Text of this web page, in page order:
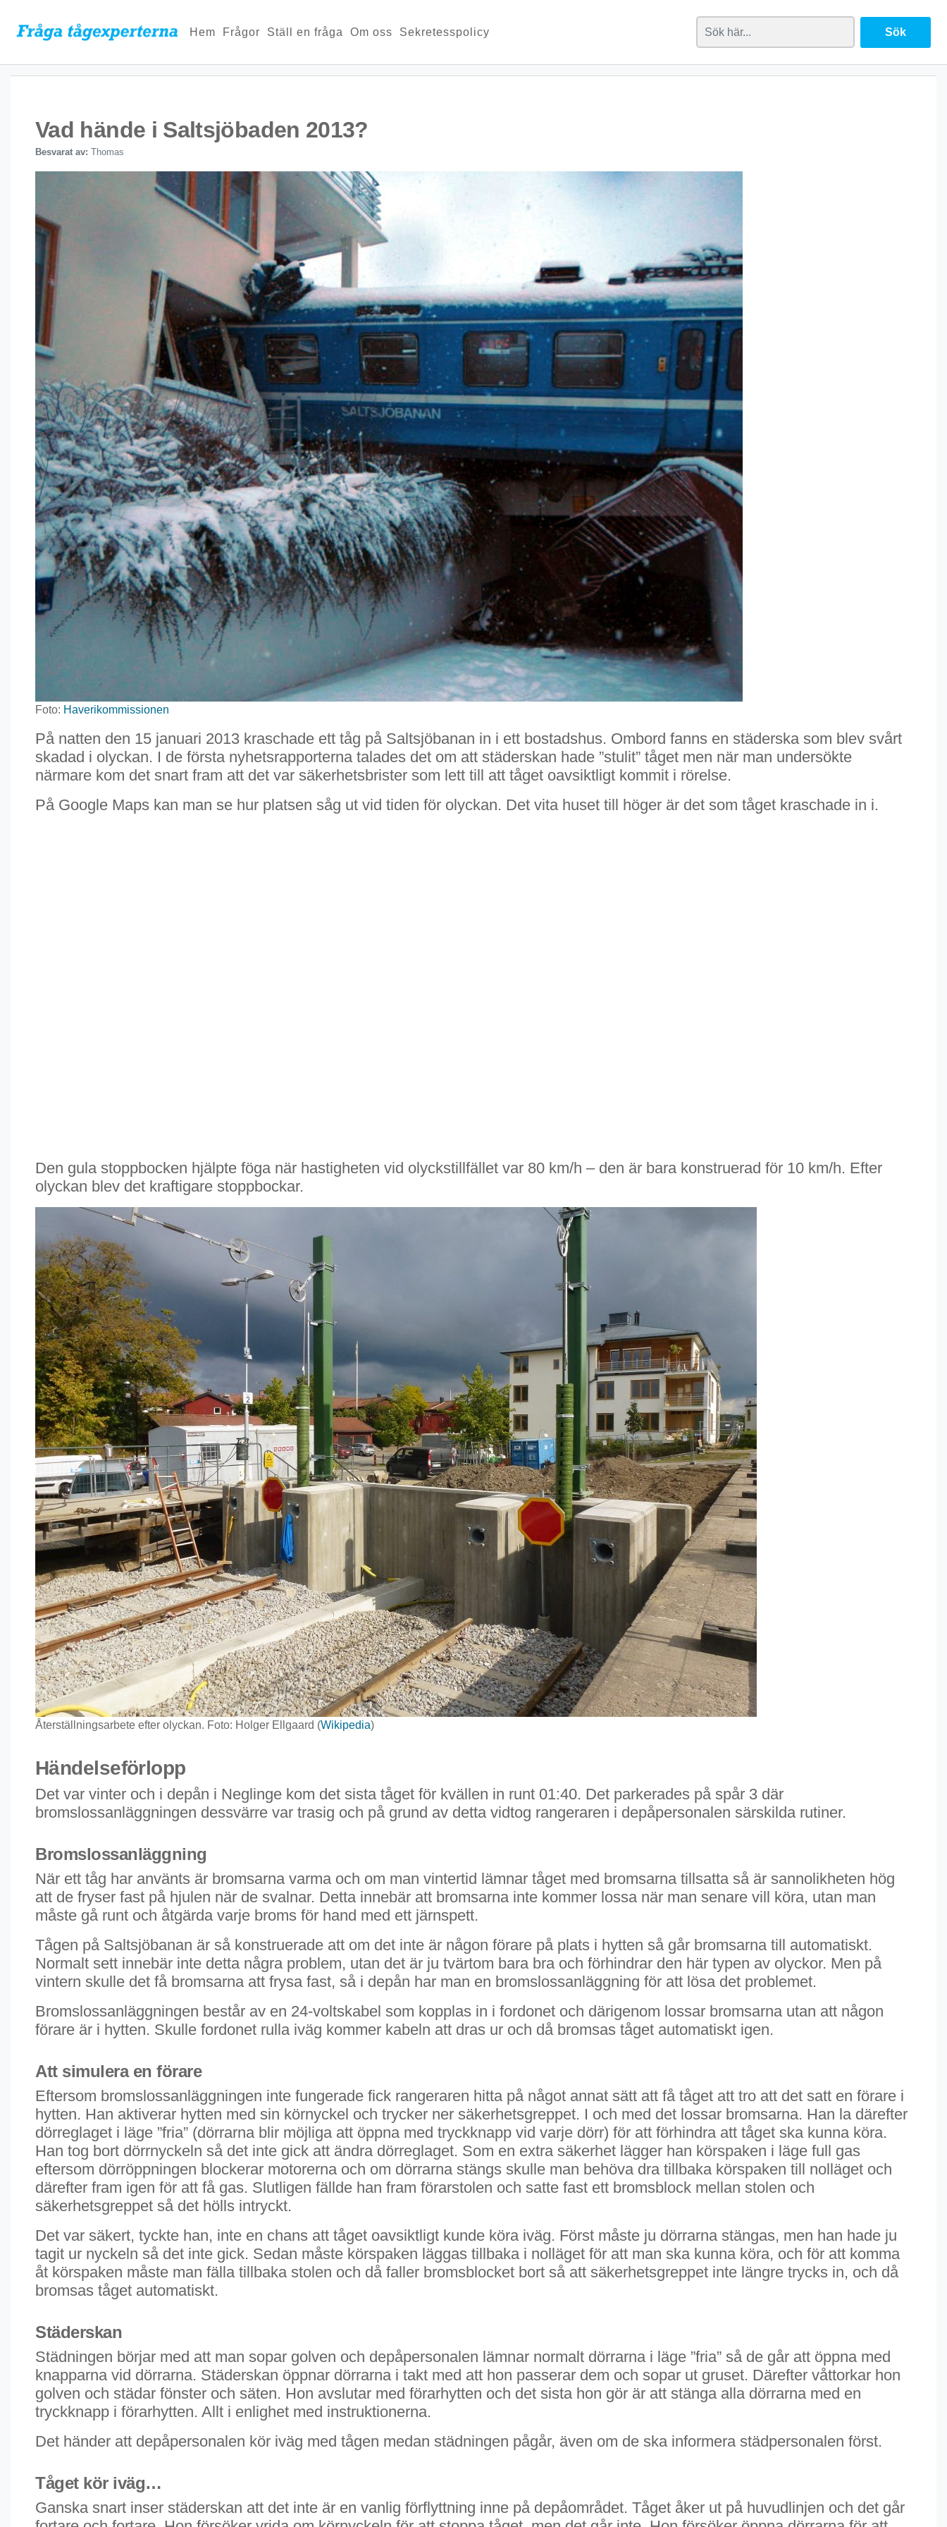
Hem Frågor Ställ en fråga Om oss Sekretesspolicy
Vad hände i Saltsjöbaden 2013?
Besvarat av: Thomas
Foto: Haverikommissionen
På natten den 15 januari 2013 kraschade ett tåg på Saltsjöbanan in i ett bostadshus. Ombord fanns en städerska som blev svårt
skadad i olyckan. I de första nyhetsrapporterna talades det om att städerskan hade ”stulit” tåget men när man undersökte
närmare kom det snart fram att det var säkerhetsbrister som lett till att tåget oavsiktligt kommit i rörelse.
På Google Maps kan man se hur platsen såg ut vid tiden för olyckan. Det vita huset till höger är det som tåget kraschade in i.
Den gula stoppbocken hjälpte föga när hastigheten vid olyckstillfället var 80 km/h – den är bara konstruerad för 10 km/h. Efter
olyckan blev det kraftigare stoppbockar.
Återställningsarbete efter olyckan. Foto: Holger Ellgaard (Wikipedia)
Händelseförlopp
Det var vinter och i depån i Neglinge kom det sista tåget för kvällen in runt 01:40. Det parkerades på spår 3 där
bromslossanläggningen dessvärre var trasig och på grund av detta vidtog rangeraren i depåpersonalen särskilda rutiner.
Bromslossanläggning
När ett tåg har använts är bromsarna varma och om man vintertid lämnar tåget med bromsarna tillsatta så är sannolikheten hög
att de fryser fast på hjulen när de svalnar. Detta innebär att bromsarna inte kommer lossa när man senare vill köra, utan man
måste gå runt och åtgärda varje broms för hand med ett järnspett.
Tågen på Saltsjöbanan är så konstruerade att om det inte är någon förare på plats i hytten så går bromsarna till automatiskt.
Normalt sett innebär inte detta några problem, utan det är ju tvärtom bara bra och förhindrar den här typen av olyckor. Men på
vintern skulle det få bromsarna att frysa fast, så i depån har man en bromslossanläggning för att lösa det problemet.
Bromslossanläggningen består av en 24-voltskabel som kopplas in i fordonet och därigenom lossar bromsarna utan att någon
förare är i hytten. Skulle fordonet rulla iväg kommer kabeln att dras ur och då bromsas tåget automatiskt igen.
Att simulera en förare
Eftersom bromslossanläggningen inte fungerade fick rangeraren hitta på något annat sätt att få tåget att tro att det satt en förare i
hytten. Han aktiverar hytten med sin környckel och trycker ner säkerhetsgreppet. I och med det lossar bromsarna. Han la därefter
dörreglaget i läge ”fria” (dörrarna blir möjliga att öppna med tryckknapp vid varje dörr) för att förhindra att tåget ska kunna köra.
Han tog bort dörrnyckeln så det inte gick att ändra dörreglaget. Som en extra säkerhet lägger han körspaken i läge full gas
eftersom dörröppningen blockerar motorerna och om dörrarna stängs skulle man behöva dra tillbaka körspaken till nolläget och
därefter fram igen för att få gas. Slutligen fällde han fram förarstolen och satte fast ett bromsblock mellan stolen och
säkerhetsgreppet så det hölls intryckt.
Det var säkert, tyckte han, inte en chans att tåget oavsiktligt kunde köra iväg. Först måste ju dörrarna stängas, men han hade ju
tagit ur nyckeln så det inte gick. Sedan måste körspaken läggas tillbaka i nolläget för att man ska kunna köra, och för att komma
åt körspaken måste man fälla tillbaka stolen och då faller bromsblocket bort så att säkerhetsgreppet inte längre trycks in, och då
bromsas tåget automatiskt.
Städerskan
Städningen börjar med att man sopar golven och depåpersonalen lämnar normalt dörrarna i läge ”fria” så de går att öppna med
knapparna vid dörrarna. Städerskan öppnar dörrarna i takt med att hon passerar dem och sopar ut gruset. Därefter våttorkar hon
golven och städar fönster och säten. Hon avslutar med förarhytten och det sista hon gör är att stänga alla dörrarna med en
tryckknapp i förarhytten. Allt i enlighet med instruktionerna.
Det händer att depåpersonalen kör iväg med tågen medan städningen pågår, även om de ska informera städpersonalen först.
Tåget kör iväg…
Ganska snart inser städerskan att det inte är en vanlig förflyttning inne på depåområdet. Tåget åker ut på huvudlinjen och det går